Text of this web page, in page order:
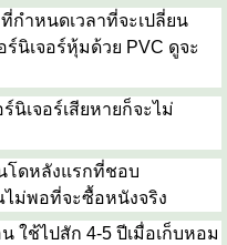
ำหนดเวลาที่จะเปลี่ยน
ร์นิเจอร์หุ้มด้วย PVC ดูจะ
นิเจอร์เสียหายก็จะไม่
โดหลังแรกที่ชอบ
ม่พอที่จะซื้อหนังจริง
ใช้ไปสัก 4-5 ปีเมื่อเก็บหอม